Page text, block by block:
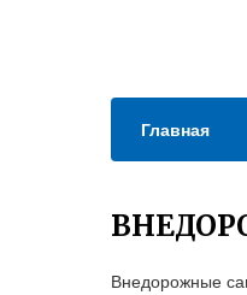
Главная
Внедорожные